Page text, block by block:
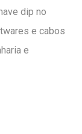
dip no
e cabos
e